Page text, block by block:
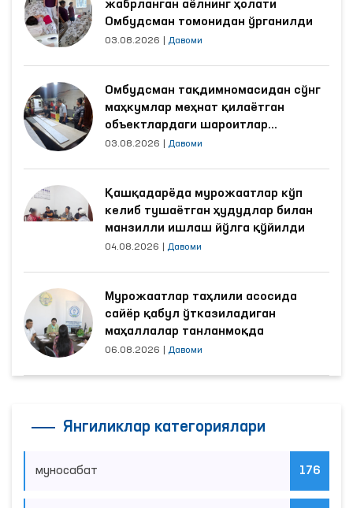
жабрланган аёлнинг ҳолати
Омбудсман томонидан ўрганилди
03.08.2026 Давоми
Омбудсман тақдимномасидан сўнг
маҳкумлар меҳнат қилаётган
объектлардаги шароитлар
яхшиланди
03.08.2026 Давоми
Қашқадарёда мурожаатлар кўп
келиб тушаётган ҳудудлар билан
манзилли ишлаш йўлга қўйилди
04.08.2026 Давоми
Мурожаатлар таҳлили асосида
сайёр қабул ўтказиладиган
маҳаллалар танланмоқда
06.08.2026 Давоми
Янгиликлар категориялари
муносабат 176